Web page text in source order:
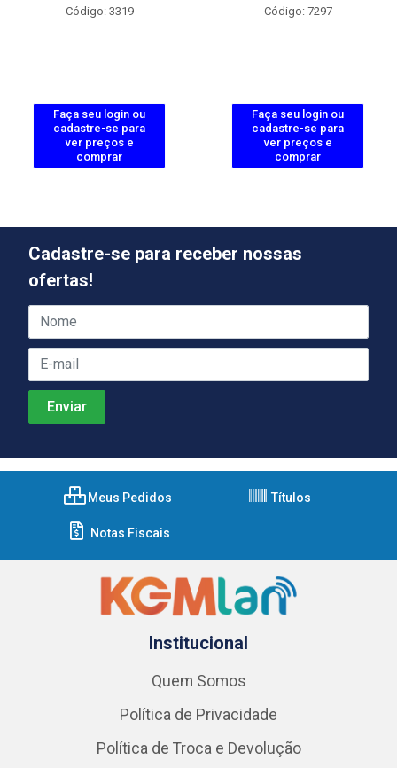
Código: 3319
Faça seu login ou
cadastre-se para
ver preços e
comprar
Código: 7297
Faça seu login ou
cadastre-se para
ver preços e
comprar
Cadastre-se para receber nossas
ofertas!
Meus Pedidos Títulos
Notas Fiscais
Institucional
Quem Somos
Política de Privacidade
Política de Troca e Devolução